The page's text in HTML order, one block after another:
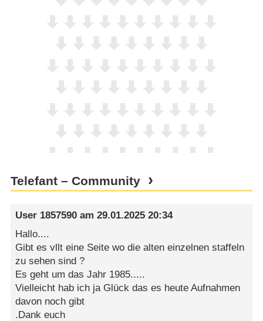
Telefant – Community
User 1857590 am29.01.2025 20:34
Hallo....
Gibt es vllt eine Seite wo die alten einzelnen staffeln
zu sehen sind ?
Es geht um das Jahr 1985.....
Vielleicht hab ich ja Glück das es heute Aufnahmen
davon noch gibt
.Dank euch